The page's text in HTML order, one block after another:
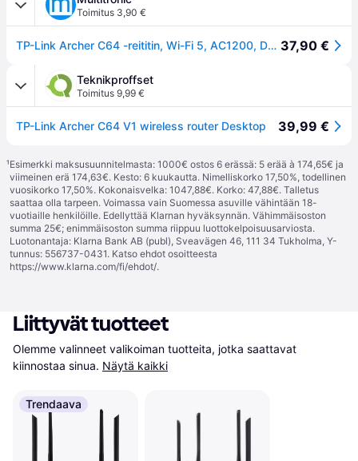
Toimitus 3,90 €
TP-Link Archer C64 -reititin, Wi-Fi 5, AC1200, Dual-band, musta 37,90 €
Teknikproffset
Toimitus 9,99 €
TP-Link Archer C64 V1 wireless router Desktop 39,99 €
¹Esimerkki maksusuunnitelmasta: 1000€ ostos 6 erässä: 5 erää à 174,65€ ja
viimeinen erä 174,63€. Kesto: 6 kuukautta. Nimelliskorko 17,50%, todellinen
vuosikorko 17,50%. Kokonaisvelka: 1047,88€. Korko: 47,88€. Talletus
saattaa olla tarpeen. Voimassa vain Suomessa asuville vähintään 18-
vuotiaille henkilöille. Edellyttää Klarnan hyväksynnän. Vähimmäisoston
summa 25€; enimmäisoston summa riippuu luottokelpoisuusarviosta.
Luotonantaja: Klarna Bank AB (publ), Sveavägen 46, 111 34 Tukholma, Y-
tunnus: 556737-0431. Katso ehdot osoitteesta
https://www.klarna.com/fi/ehdot/.
Liittyvät tuotteet
Olemme valinneet valikoiman tuotteita, jotka saattavat
kiinnostaa sinua. Näytä kaikki
Trendaava